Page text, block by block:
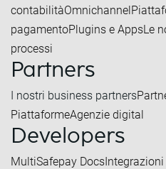
contabilitàOmnichannel
pagamentoPlugins e AppsLe
processi
Partners
I nostri business partners
PiattaformeAgenzie digital
Developers
MultiSafepay Docs